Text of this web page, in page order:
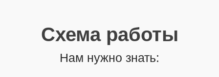
Схема работы
Нам нужно знать: